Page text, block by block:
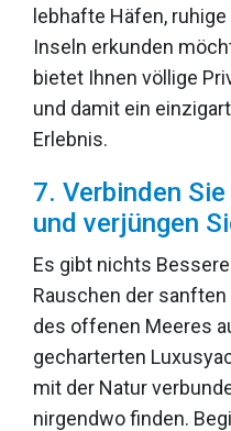
lebhafte Häfen,
Inseln erkunden
bietet Ihnen völlige
und damit ein
Erlebnis.
7. Verbinden
und verjüngen
Es gibt nichts
Rauschen der
des offenen Meeres
gecharterten
mit der Natur
nirgendwo finden.